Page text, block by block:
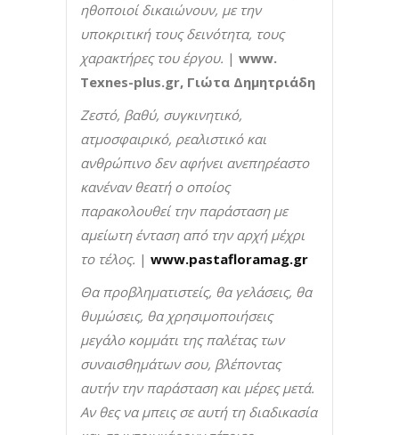
ηθοποιοί δικαιώνουν, με την
υποκριτική τους δεινότητα, τους
χαρακτήρες του έργου. | www.
Texnes-plus.gr, Γιώτα Δημητριάδη
Ζεστό, βαθύ, συγκινητικό,
ατμοσφαιρικό, ρεαλιστικό και
ανθρώπινο δεν αφήνει ανεπηρέαστο
κανέναν θεατή ο οποίος
παρακολουθεί την παράσταση με
αμείωτη ένταση από την αρχή μέχρι
το τέλος. | www.pastafloramag.gr
Θα προβληματιστείς, θα γελάσεις, θα
θυμώσεις, θα χρησιμοποιήσεις
μεγάλο κομμάτι της παλέτας των
συναισθημάτων σου, βλέποντας
αυτήν την παράσταση και μέρες μετά.
Αν θες να μπεις σε αυτή τη διαδικασία